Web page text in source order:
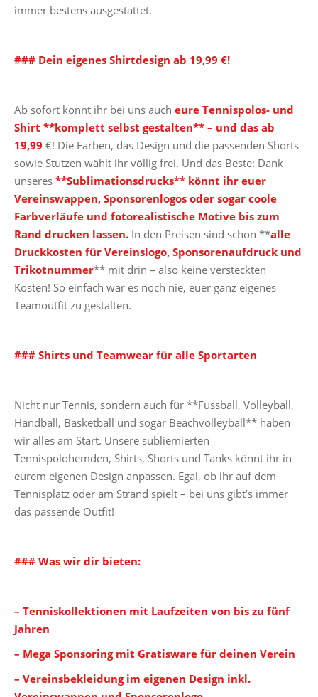
immer bestens ausgestattet.
### Dein eigenes Shirtdesign ab 19,99 €!
Ab sofort könnt ihr bei uns auch eure Tennispolos- und
Shirt **komplett selbst gestalten** – und das ab
19,99 €! Die Farben, das Design und die passenden Shorts
sowie Stutzen wählt ihr völlig frei. Und das Beste: Dank
unseres **Sublimationsdrucks** könnt ihr euer
Vereinswappen, Sponsorenlogos oder sogar coole
Farbverläufe und fotorealistische Motive bis zum
Rand drucken lassen. In den Preisen sind schon **alle
Druckkosten für Vereinslogo, Sponsorenaufdruck und
Trikotnummer** mit drin – also keine versteckten
Kosten! So einfach war es noch nie, euer ganz eigenes
Teamoutfit zu gestalten.
### Shirts und Teamwear für alle Sportarten
Nicht nur Tennis, sondern auch für **Fussball, Volleyball,
Handball, Basketball und sogar Beachvolleyball** haben
wir alles am Start. Unsere subliemierten
Tennispolohemden, Shirts, Shorts und Tanks könnt ihr in
eurem eigenen Design anpassen. Egal, ob ihr auf dem
Tennisplatz oder am Strand spielt – bei uns gibt’s immer
das passende Outfit!
### Was wir dir bieten:
– Tenniskollektionen mit Laufzeiten von bis zu fünf
Jahren
– Mega Sponsoring mit Gratisware für deinen Verein
– Vereinsbekleidung im eigenen Design inkl.